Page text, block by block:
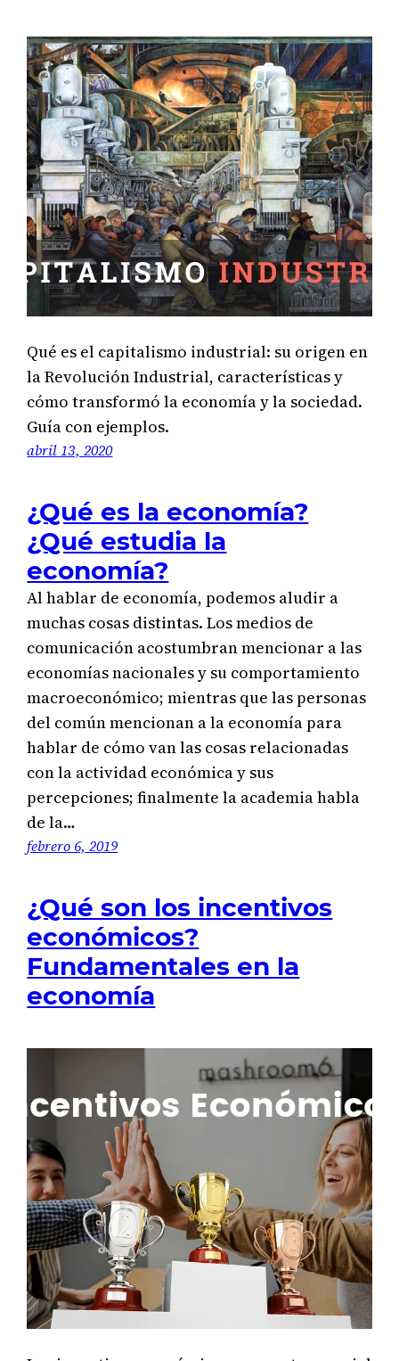
Qué es el capitalismo industrial: su origen en
la Revolución Industrial, características y
cómo transformó la economía y la sociedad.
Guía con ejemplos.
abril 13, 2020
¿Qué es la economía?
¿Qué estudia la
economía?
Al hablar de economía, podemos aludir a
muchas cosas distintas. Los medios de
comunicación acostumbran mencionar a las
economías nacionales y su comportamiento
macroeconómico; mientras que las personas
del común mencionan a la economía para
hablar de cómo van las cosas relacionadas
con la actividad económica y sus
percepciones; finalmente la academia habla
de la…
febrero 6, 2019
¿Qué son los incentivos
económicos?
Fundamentales en la
economía